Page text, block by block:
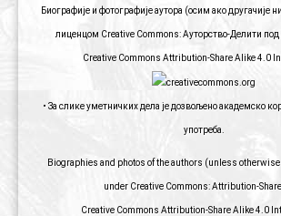
Биографије и фотографије аутора (осим ако другачије
лиценцом Creative Commons: Ауторство-Делити
Creative Commons Attribution-Share Alike 4.0
• За слике уметничких дела је дозвољено академско
употреба.
Biographies and photos of the authors (unless otherwise
under Creative Commons: Attribution-
Creative Commons Attribution-Share Alike 4.0